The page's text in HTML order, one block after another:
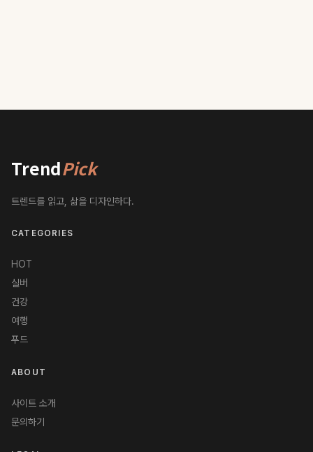
TrendPick
트렌드를 읽고, 삶을 디자인하다.
CATEGORIES
HOT
실버
건강
여행
푸드
ABOUT
사이트 소개
문의하기